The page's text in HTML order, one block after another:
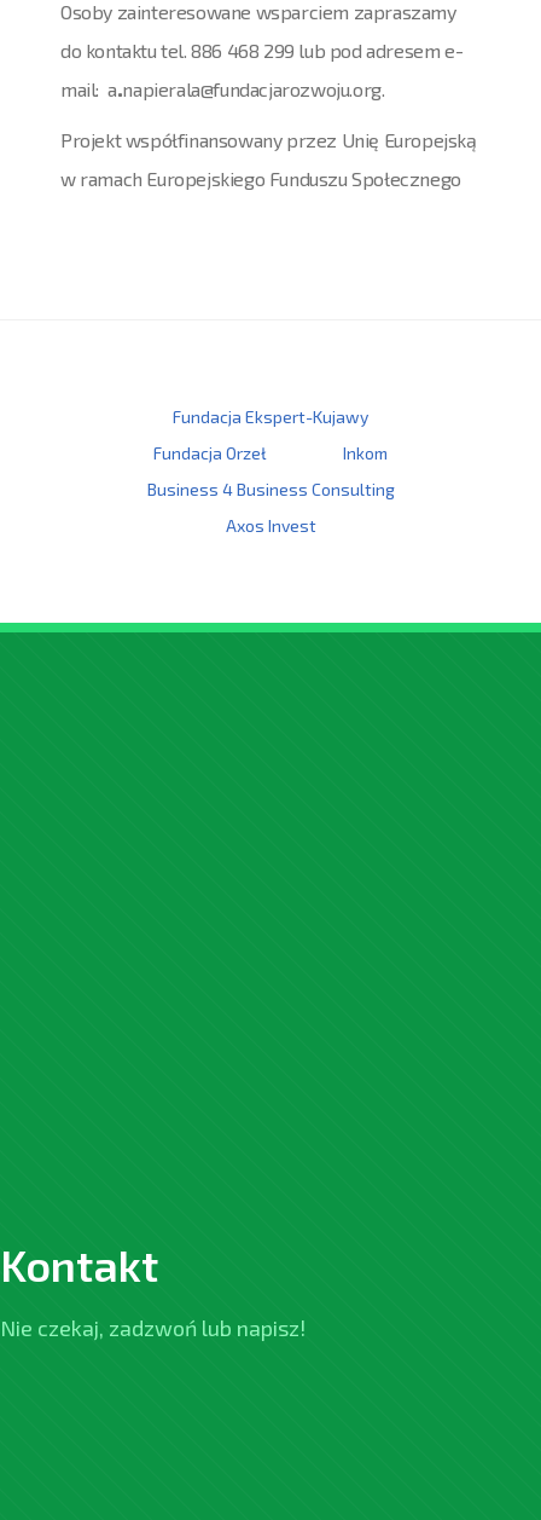
Osoby zainteresowane wsparciem zapraszamy
do kontaktu tel. 886 468 299 lub pod adresem e-
mail: a.napierala@fundacjarozwoju.org.
Projekt współfinansowany przez Unię Europejską
w ramach Europejskiego Funduszu Społecznego
Fundacja Ekspert-Kujawy
Fundacja Orzeł
Inkom
Business 4 Business Consulting
Axos Invest
Kontakt
Nie czekaj, zadzwoń lub napisz!